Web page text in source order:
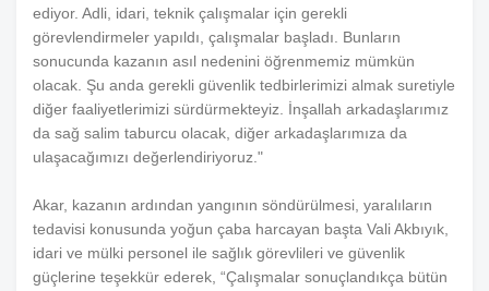
ediyor. Adli, idari, teknik çalışmalar için gerekli
görevlendirmeler yapıldı, çalışmalar başladı. Bunların
sonucunda kazanın asıl nedenini öğrenmemiz mümkün
olacak. Şu anda gerekli güvenlik tedbirlerimizi almak suretiyle
diğer faaliyetlerimizi sürdürmekteyiz. İnşallah arkadaşlarımız
da sağ salim taburcu olacak, diğer arkadaşlarımıza da
ulaşacağımızı değerlendiriyoruz."
Akar, kazanın ardından yangının söndürülmesi, yaralıların
tedavisi konusunda yoğun çaba harcayan başta Vali Akbıyık,
idari ve mülki personel ile sağlık görevlileri ve güvenlik
güçlerine teşekkür ederek, “Çalışmalar sonuçlandıkça bütün